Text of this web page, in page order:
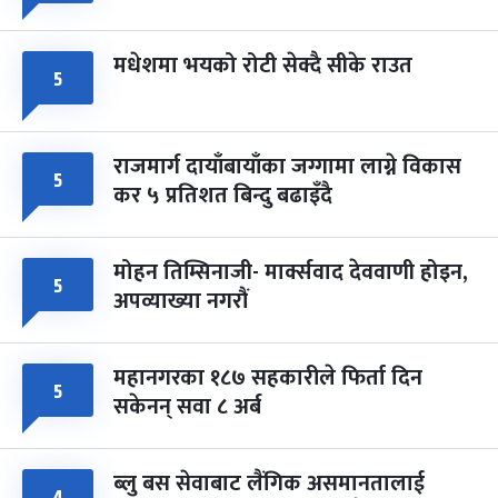
५ मधेशमा भयको रोटी सेक्दै सीके राउत
५ राजमार्ग दायाँबायाँका जग्गामा लाग्ने विकास
कर ५ प्रतिशत बिन्दु बढाइँदै
५ मोहन तिम्सिनाजी- मार्क्सवाद देववाणी होइन,
अपव्याख्या नगरौं
५ महानगरका १८७ सहकारीले फिर्ता दिन
सकेनन् सवा ८ अर्ब
ब्लु बस सेवाबाट लैंगिक असमानतालाई